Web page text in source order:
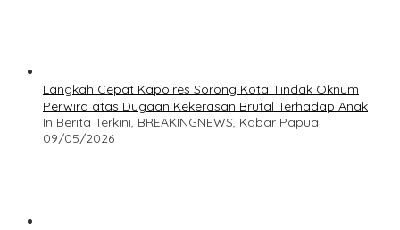
Langkah Cepat Kapolres Sorong Kota Tindak Oknum
Perwira atas Dugaan Kekerasan Brutal Terhadap Anak
In Berita Terkini, BREAKINGNEWS, Kabar Papua
09/05/2026